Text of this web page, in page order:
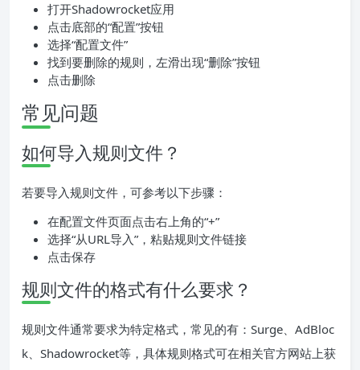
打开Shadowrocket应用
点击底部的“配置”按钮
选择“配置文件”
找到要删除的规则，左滑出现“删除”按钮
点击删除
常见问题
如何导入规则文件？
若要导入规则文件，可参考以下步骤：
在配置文件页面点击右上角的“+”
选择“从URL导入”，粘贴规则文件链接
点击保存
规则文件的格式有什么要求？
规则文件通常要求为特定格式，常见的有：Surge、AdBloc
k、Shadowrocket等，具体规则格式可在相关官方网站上获